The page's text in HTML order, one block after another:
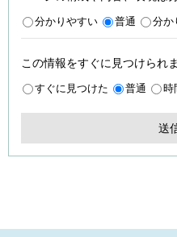
分かりやすい 普通 分か
この情報をすぐに見つけられ
すぐに見つけた 普通 時